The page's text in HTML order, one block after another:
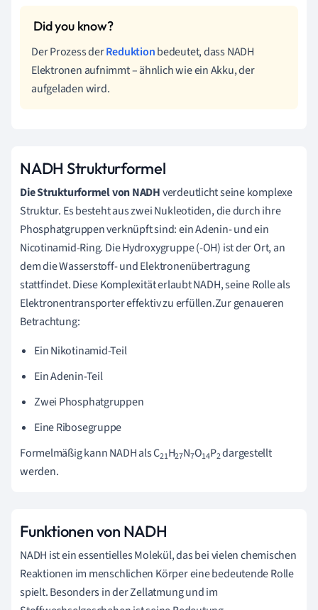
Der Prozess derReduktionbedeutet, dass NADH
Elektronen aufnimmt – ähnlich wie ein Akku, der
aufgeladen wird.
NADH Strukturformel
Die Strukturformel von NADHverdeutlicht seine komplexe
Struktur. Es besteht aus zwei Nukleotiden, die durch ihre
Phosphatgruppen verknüpft sind: ein Adenin- und ein
Nicotinamid-Ring. Die Hydroxygruppe (-OH) ist der Ort, an
dem die Wasserstoff- und Elektronenübertragung
stattfindet. Diese Komplexität erlaubt NADH, seine Rolle als
Elektronentransporter effektiv zu erfüllen.Zur genaueren
Betrachtung:
Ein Nikotinamid-Teil
Ein Adenin-Teil
Zwei Phosphatgruppen
Eine Ribosegruppe
Formelmäßig kann NADH als C21H27N7O14P2dargestellt
werden.
Funktionen von NADH
NADH ist ein essentielles Molekül, das bei vielen chemischen
Reaktionen im menschlichen Körper eine bedeutende Rolle
spielt. Besonders in der Zellatmung und im